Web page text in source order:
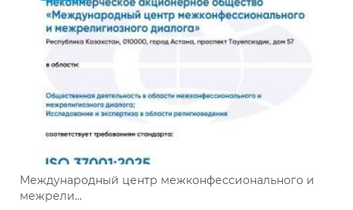
Международный центр межконфессионального и
межрели...